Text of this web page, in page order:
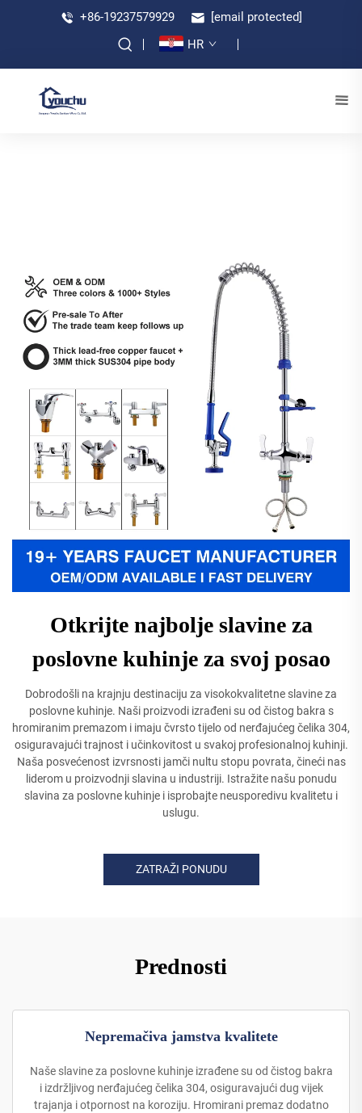
+86-19237579929
[email protected]
HR
Otkrijte najbolje slavine za
poslovne kuhinje za svoj posao
Dobrodošli na krajnju destinaciju za visokokvalitetne slavine za
poslovne kuhinje. Naši proizvodi izrađeni su od čistog bakra s
hromiranim premazom i imaju čvrsto tijelo od nerđajućeg čelika 304,
osiguravajući trajnost i učinkovitost u svakoj profesionalnoj kuhinji.
Naša posvećenost izvrsnosti jamči nultu stopu povrata, čineći nas
liderom u proizvodnji slavina u industriji. Istražite našu ponudu
slavina za poslovne kuhinje i isprobajte neusporedivu kvalitetu i
uslugu.
ZATRAŽI PONUDU
Prednosti
Nepremačiva jamstva kvalitete
Naše slavine za poslovne kuhinje izrađene su od čistog bakra
i izdržljivog nerđajućeg čelika 304, osiguravajući dug vijek
trajanja i otpornost na koroziju. Hromirani premaz dodatno